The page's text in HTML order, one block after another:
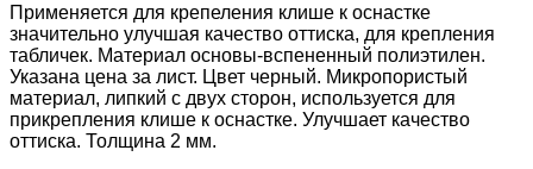
Применяется для крепеления клише к оснастке
значительно улучшая качество оттиска, для крепления
табличек. Материал основы-вспененный полиэтилен.
Указана цена за лист. Цвет черный. Микропористый
материал, липкий с двух сторон, используется для
прикрепления клише к оснастке. Улучшает качество
оттиска. Толщина 2 мм.